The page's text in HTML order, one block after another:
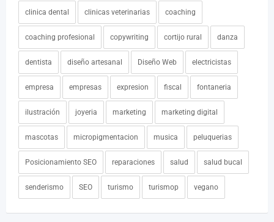
clinica dental clinicas veterinarias coaching
coaching profesional copywriting cortijo rural danza
dentista diseño artesanal Diseño Web electricistas
empresa empresas expresion fiscal fontaneria
ilustración joyeria marketing marketing digital
mascotas micropigmentacion musica peluquerias
Posicionamiento SEO reparaciones salud salud bucal
senderismo SEO turismo turismop vegano